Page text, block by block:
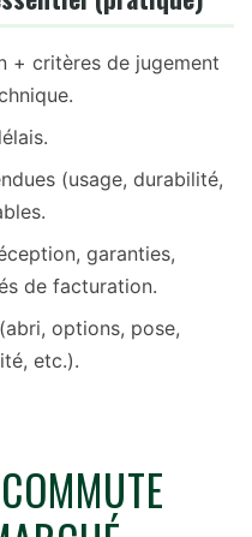
+ critères de jugement
(usage, durabilité,
garanties,
de facturation.
options, pose,
etc.).